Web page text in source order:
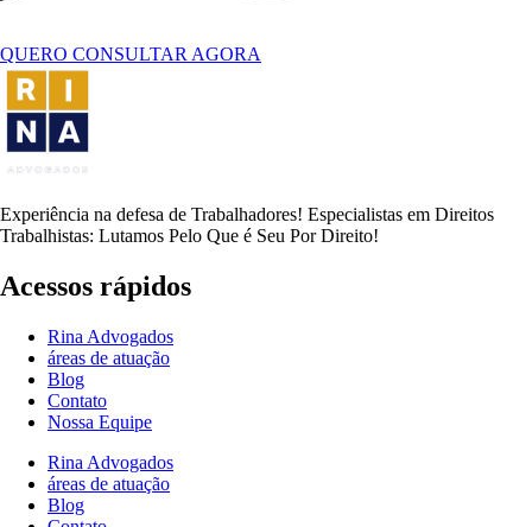
QUERO CONSULTAR AGORA
Experiência na defesa de Trabalhadores! Especialistas em Direitos
Trabalhistas: Lutamos Pelo Que é Seu Por Direito!
Acessos rápidos
Rina Advogados
áreas de atuação
Blog
Contato
Nossa Equipe
Rina Advogados
áreas de atuação
Blog